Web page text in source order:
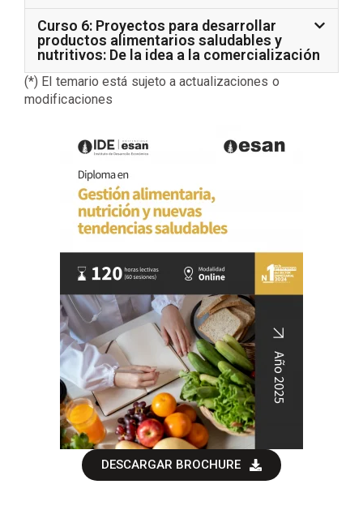
Curso 6: Proyectos para desarrollar
productos alimentarios saludables y
nutritivos: De la idea a la comercialización
(*) El temario está sujeto a actualizaciones o
modificaciones
DESCARGAR BROCHURE